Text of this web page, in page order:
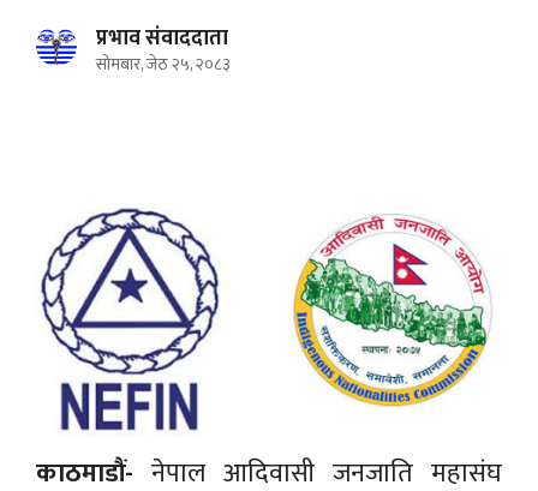
प्रभाव संवाददाता
सोमबार, जेठ २५, २०८३
काठमाडौं- नेपाल आदिवासी जनजाति महासंघ